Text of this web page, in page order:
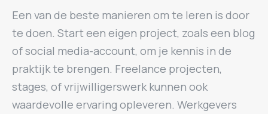
Een van de beste manieren om te leren is door
te doen. Start een eigen project, zoals een blog
of social media-account, om je kennis in de
praktijk te brengen. Freelance projecten,
stages, of vrijwilligerswerk kunnen ook
waardevolle ervaring opleveren. Werkgevers